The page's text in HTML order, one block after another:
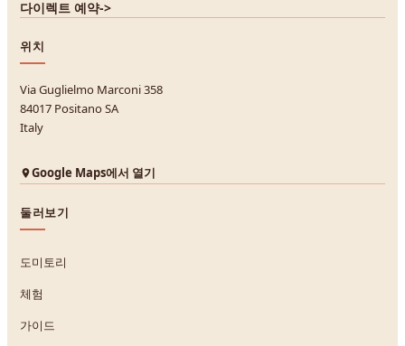
다이렉트 예약->
위치
Via Guglielmo Marconi 358
84017 Positano SA
Italy
Google Maps에서 열기
둘러보기
도미토리
체험
가이드